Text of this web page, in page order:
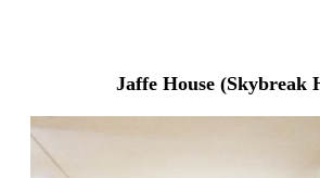
Jaffe House (Skybreak